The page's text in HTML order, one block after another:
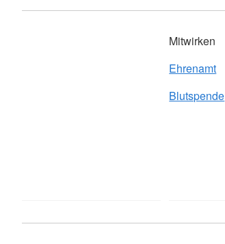
Mitwirken
Ehrenamt
Blutspende